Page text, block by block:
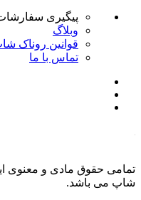
پیگیری
وبلاگ
قوانین روناک
تماس با ما
تمامی حقوق مادی و معنوی
شاپ می باشد.